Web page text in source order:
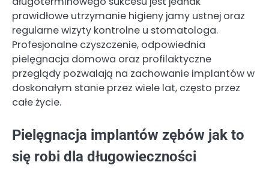
prawidłowe utrzymanie higieny jamy ustnej oraz
regularne wizyty kontrolne u stomatologa.
Profesjonalne czyszczenie, odpowiednia
pielęgnacja domowa oraz profilaktyczne
przeglądy pozwalają na zachowanie implantów w
doskonałym stanie przez wiele lat, często przez
całe życie.
Pielęgnacja implantów zębów jak to
się robi dla długowieczności